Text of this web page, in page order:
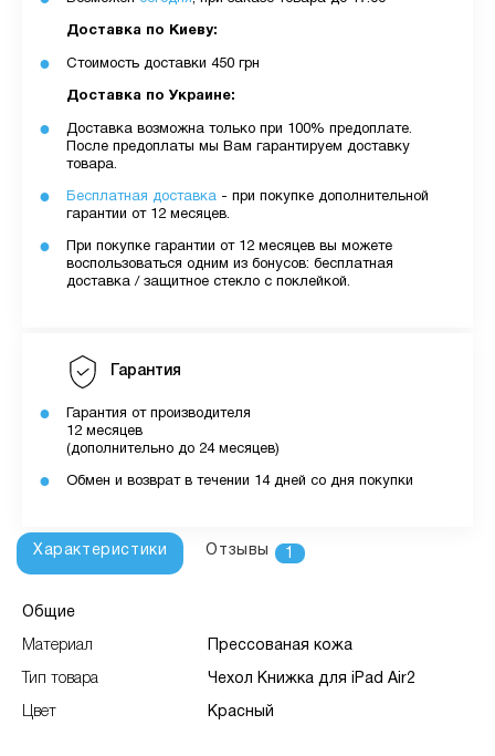
Доставка по Киеву:
Стоимость доставки 450 грн
Доставка по Украине:
Доставка возможна только при 100% предоплате.
После предоплаты мы Вам гарантируем доставку
товара.
Бесплатная доставка - при покупке дополнительной
гарантии от 12 месяцев.
При покупке гарантии от 12 месяцев вы можете
воспользоваться одним из бонусов: бесплатная
доставка / защитное стекло с поклейкой.
Гарантия
Гарантия от производителя
12 месяцев
(дополнительно до 24 месяцев)
Обмен и возврат в течении 14 дней со дня покупки
Характеристики Отзывы 1
Общие
Материал Преcсованая кожа
Тип товара Чехол Книжка для iPad Air2
Цвет Красный